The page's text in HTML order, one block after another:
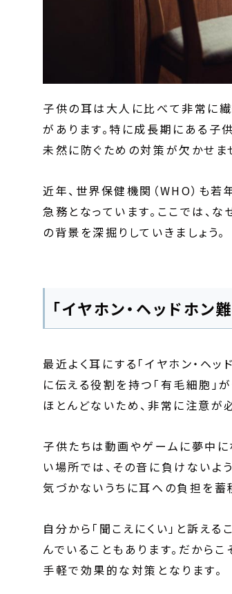
子供の耳は大人に比べて非常に
があります。特に成長期にある子
未然に防ぐための対策が欠かせま
近年、世界保健機関（WHO）も
急務となっています。ここでは、
の背景を深掘りしていきましょう。
「イヤホン・ヘッドホン
最近よく耳にする「イヤホン・ヘ
に伝える役割を持つ「有毛細胞」
ほとんどないため、非常に注意が
子供たちは動画やゲームに夢中に
い場所では、その音に負けないよ
気づかないうちに耳への負担を蓄
自分から「聞こえにくい」と訴え
んでいることもあります。だから
手軽で効果的な対策となります。